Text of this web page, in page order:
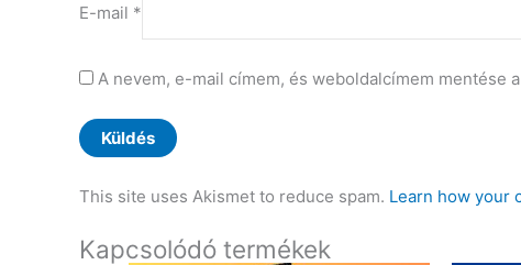
E-mail *
A nevem, e-mail címem, és weboldalcímem mentése
This site uses Akismet to reduce spam. Learn how your
Kapcsolódó termékek